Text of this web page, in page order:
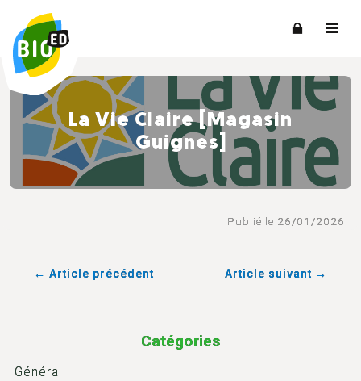
La Vie Claire [Magasin
Guignes]
Publié le 26/01/2026
← Article précédent Article suivant →
Catégories
Général